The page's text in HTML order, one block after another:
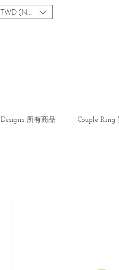
TWD (NT$)
Designs 所有商品 Couple Ring